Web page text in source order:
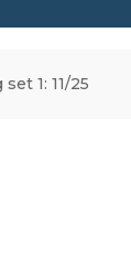
1: 11/25